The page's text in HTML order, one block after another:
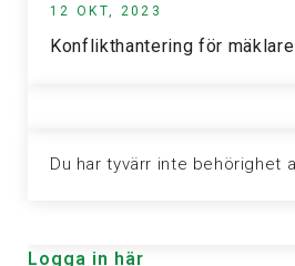
12 OKT, 2023
Konflikthantering för mäklare
Logga in här